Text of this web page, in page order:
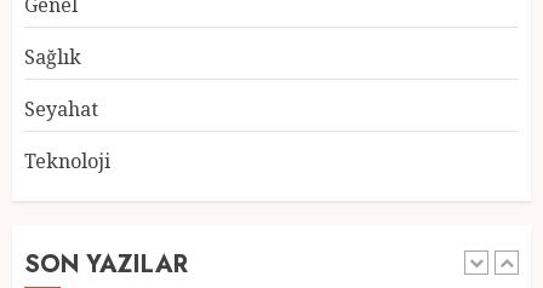
Sağlık
Seyahat
Teknoloji
SON YAZILAR
5
1
2025 En İyi Yaz Tatilleri